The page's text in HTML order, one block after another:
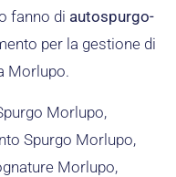
fanno di autospurgo-
per la gestione di
Morlupo.
Morlupo,
Spurgo Morlupo,
Morlupo,